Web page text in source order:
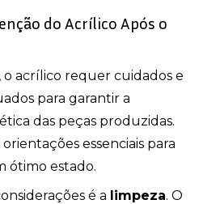
do Acrílico Após o
o acrílico requer cuidados e
para garantir a
das peças produzidas.
essenciais para
ótimo estado.
é a limpeza. O